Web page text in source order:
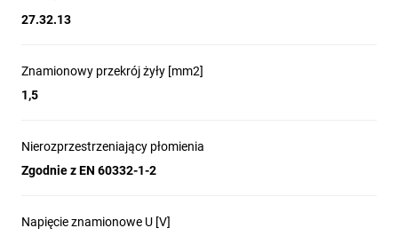
27.32.13
Znamionowy przekrój żyły [mm2]
1,5
Nierozprzestrzeniający płomienia
Zgodnie z EN 60332-1-2
Napięcie znamionowe U [V]